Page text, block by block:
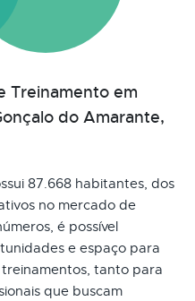
Treinamento em
do Amarante,
87.668 habitantes, dos
no mercado de
é possível
e espaço para
tanto para
que buscam